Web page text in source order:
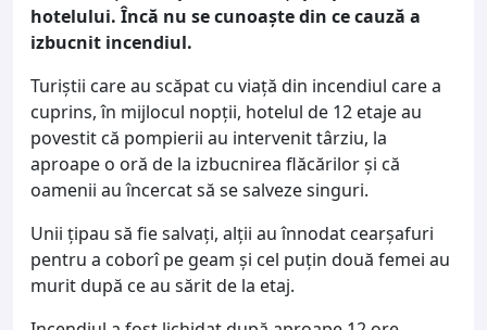
hotelului. Încă nu se cunoaște din ce cauză a
izbucnit incendiul.
Turiștii care au scăpat cu viață din incendiul care a
cuprins, în mijlocul nopții, hotelul de 12 etaje au
povestit că pompierii au intervenit târziu, la
aproape o oră de la izbucnirea flăcărilor și că
oamenii au încercat să se salveze singuri.
Unii țipau să fie salvați, alții au înnodat cearșafuri
pentru a coborî pe geam și cel puțin două femei au
murit după ce au sărit de la etaj.